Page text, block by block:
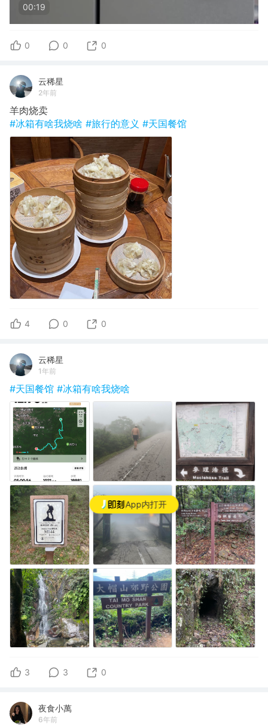
App内打开
00:19
0 0 0
云稀星
2年前
羊肉烧卖
#冰箱有啥我烧啥 #旅行的意义 #天国餐馆
4 0 0
云稀星
1年前
#天国餐馆 #冰箱有啥我烧啥
3 3 0
夜食小萬
6年前